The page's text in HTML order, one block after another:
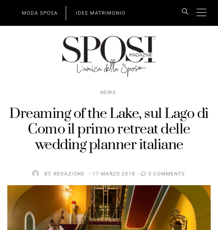
MODA SPOSA IDEE MATRIMONIO
NEWS
Dreaming of the Lake, sul Lago di
Como il primo retreat delle
wedding planner italiane
BY REDAZIONE 17 MARZO 2018 0 COMMENTS